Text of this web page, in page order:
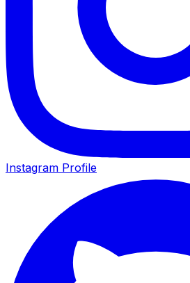
Instagram Profile